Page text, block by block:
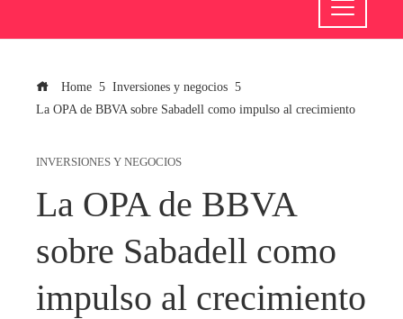
Home
Inversiones y negocios
La OPA de BBVA sobre Sabadell como impulso al crecimiento
INVERSIONES Y NEGOCIOS
La OPA de BBVA
sobre Sabadell como
impulso al crecimiento